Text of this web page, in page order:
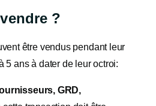
?
être vendus pendant leur
5 ans à dater de leur octroi:
GRD,